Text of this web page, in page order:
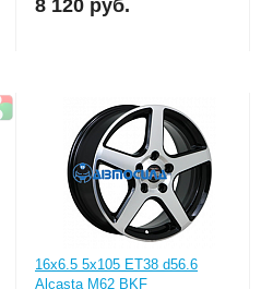
8 120 руб.
16x6.5 5x105 ET38 d56.6
Alcasta M62 BKF